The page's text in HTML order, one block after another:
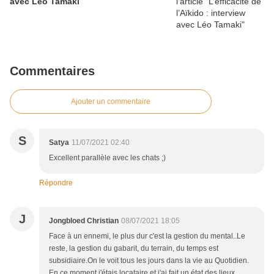
Commentaires
Ajouter un commentaire
S Satya 11/07/2021 02:40
Excellent parallèle avec les chats ;)
Répondre
J Jongbloed Christian 08/07/2021 18:05
Face à un ennemi, le plus dur c'est la gestion du mental..Le
reste, la gestion du gabarit, du terrain, du temps est
subsidiaire.On le voit tous les jours dans la vie au Quotidien.